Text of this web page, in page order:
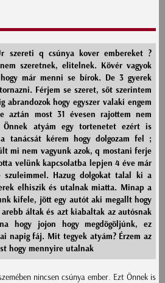
szereti q csúnya kover embereket ?
szeretnek, elitelnek. Kövér vagyok
már menni se bírok. De 3 gyerek
Férjem se szeret, sőt szerintem
abrandozok hogy egyszer valaki engem
aztán most 31 évesen rajottem nem
Önnek atyám egy tortenetet ezért is
tanácsát kérem hogy dolgozam fel ;
mi nem vagyunk azok, q mostani ferje
velünk kapcsolatba lepjen 4 éve már
szuleimmel. Hazug dolgokat talal ki a
elhiszik és utalnak miatta. Minap a
kifele, jött egy autót aki megallt hogy
áltak és azt kiabaltak az autósnak
hogy jojon hogy megdögöljúnk, ez
napig fáj. Mit tegyek atyám? Érzem az
hogy mennyire utalnak
nincsen csúnya ember. Ezt Önnek is